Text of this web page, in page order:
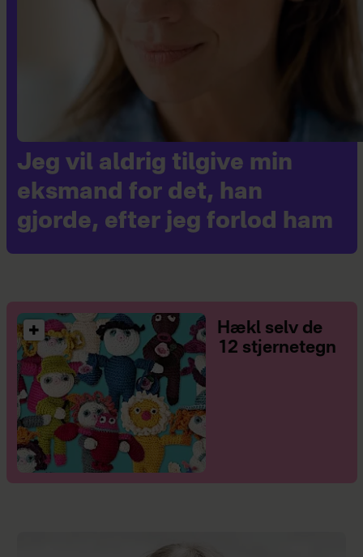
Jeg vil aldrig tilgive min
eksmand for det, han
gjorde, efter jeg forlod ham
Hækl selv de
12 stjernetegn